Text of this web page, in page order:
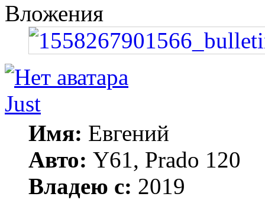
Вложения
Just
Имя: Евгений
Авто: Y61, Prado 120
Владею с: 2019